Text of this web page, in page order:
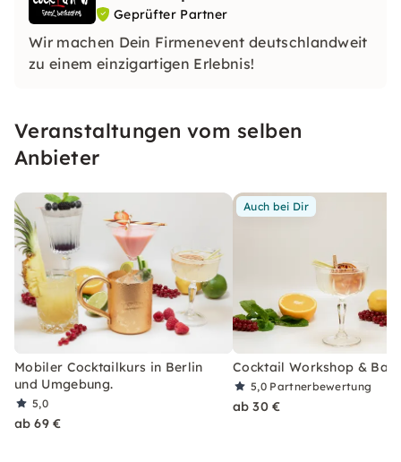
Geprüfter Partner
Wir machen Dein Firmenevent deutschlandweit
zu einem einzigartigen Erlebnis!
Veranstaltungen vom selben
Anbieter
Mobiler Cocktailkurs in Berlin
und Umgebung.
5,0
ab 69 €
Auch bei Dir
Cocktail Workshop & Bar
5,0 Partnerbewertung
ab 30 €